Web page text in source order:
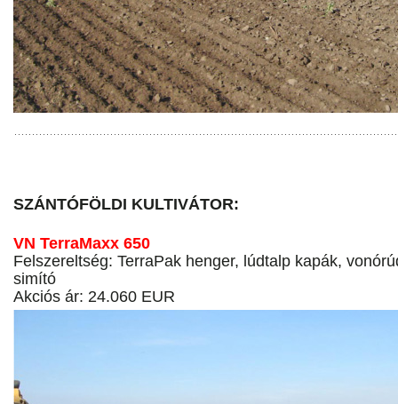
SZÁNTÓFÖLDI KULTIVÁTOR:
VN TerraMaxx 650
Felszereltség: TerraPak henger, lúdtalp kapák,
simító
Akciós ár: 24.060 EUR